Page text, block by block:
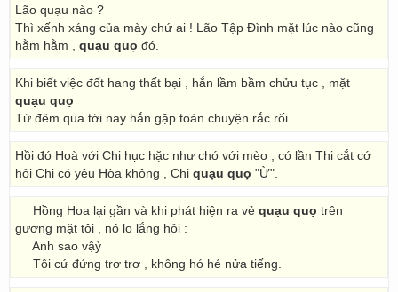
Lão quạu nào ?
Thì xếnh xáng của mày chứ ai ! Lão Tập Đình mặt lúc nào cũng
hằm hằm , quạu quọ đó.
Khi biết việc đốt hang thất bại , hắn lầm bầm chửu tục , mặt
quạu quọ
Từ đêm qua tới nay hắn gặp toàn chuyện rắc rối.
Hồi đó Hoà với Chi hục hặc như chó với mèo , có lần Thi cắt cớ
hỏi Chi có yêu Hòa không , Chi quạu quọ "Ừ".
Hồng Hoa lại gần và khi phát hiện ra vẻ quạu quọ trên
gương mặt tôi , nó lo lắng hỏi :
Anh sao vậỷ
Tôi cứ đứng trơ trơ , không hó hé nửa tiếng.